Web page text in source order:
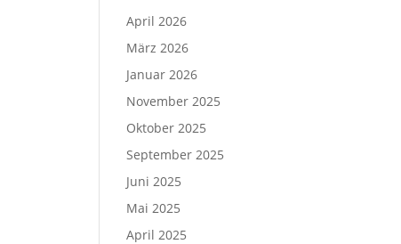
April 2026
März 2026
Januar 2026
November 2025
Oktober 2025
September 2025
Juni 2025
Mai 2025
April 2025